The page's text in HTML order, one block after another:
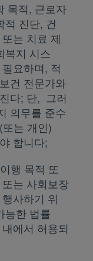
목적, 근로자
적 진단, 건
는 치료 제
복지 시스
요하며, 적
건 전문가와
다; 단, 그러
의무를 준수
는 개인)
합니다;
행 목적 또
는 사회보장
사하기 위
능한 법률
에서 허용되